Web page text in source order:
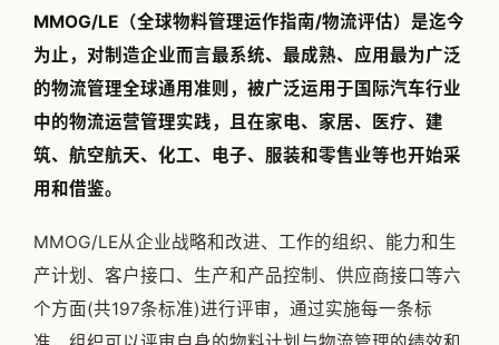
MMOG/LE（全球物料管理运作指南/物流评估）是迄今
为止，对制造企业而言最系统、最成熟、应用最为广泛
的物流管理全球通用准则，被广泛运用于国际汽车行业
中的物流运营管理实践，且在家电、家居、医疗、建
筑、航空航天、化工、电子、服装和零售业等也开始采
用和借鉴。
MMOG/LE从企业战略和改进、工作的组织、能力和生
产计划、客户接口、生产和产品控制、供应商接口等六
个方面(共197条标准)进行评审，通过实施每一条标